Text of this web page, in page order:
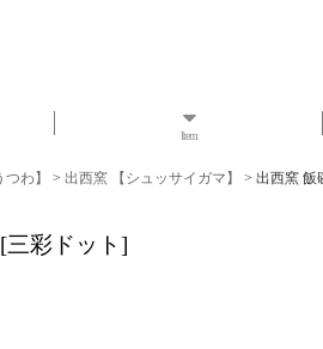
Item
わ】 > 出西窯 【シュッサイガマ】 > 出西窯 飯
[三彩ドット]